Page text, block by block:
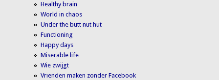
Healthy brain
World in chaos
Under the butt nut hut
Functioning
Happy days
Miserable life
Wie zwijgt
Vrienden maken zonder Facebook